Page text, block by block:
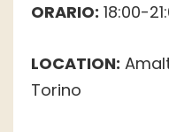
ORARIO: 18:00-
LOCATION:
Torino